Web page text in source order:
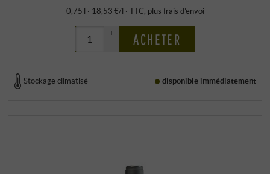
0,75 l · 18,53 €/l · TTC , plus frais d’envoi
+
–
ACHETER
Stockage climatisé disponible immédiatement